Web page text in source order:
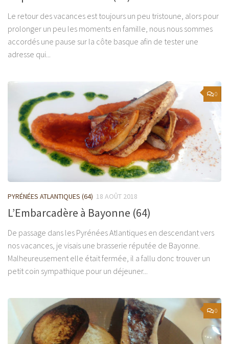
Le retour des vacances est toujours un peu tristoune, alors pour
prolonger un peu les moments en famille, nous nous sommes
accordés une pause sur la côte basque afin de tester une
adresse qui...
0
PYRÉNÉES ATLANTIQUES (64) 18 AOÛT 2018
L’Embarcadère à Bayonne (64)
De passage dans les Pyrénées Atlantiques en descendant vers
nos vacances, je visais une brasserie réputée de Bayonne.
Malheureusement elle était fermée, il a fallu donc trouver un
petit coin sympathique pour un déjeuner...
0